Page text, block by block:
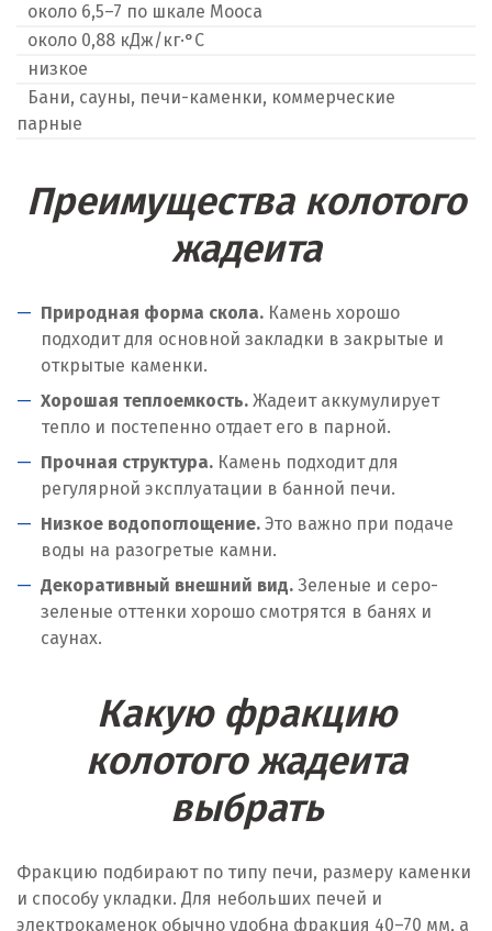
около 6,5–7 по шкале Мооса
около 0,88 кДж/кг·°C
низкое
Бани, сауны, печи-каменки, коммерческие
парные
Преимущества колотого
жадеита
Природная форма скола. Камень хорошо
подходит для основной закладки в закрытые и
открытые каменки.
Хорошая теплоемкость. Жадеит аккумулирует
тепло и постепенно отдает его в парной.
Прочная структура. Камень подходит для
регулярной эксплуатации в банной печи.
Низкое водопоглощение. Это важно при подаче
воды на разогретые камни.
Декоративный внешний вид. Зеленые и серо-
зеленые оттенки хорошо смотрятся в банях и
саунах.
Какую фракцию
колотого жадеита
выбрать
Фракцию подбирают по типу печи, размеру каменки
и способу укладки. Для небольших печей и
электрокаменок обычно удобна фракция 40–70 мм, а